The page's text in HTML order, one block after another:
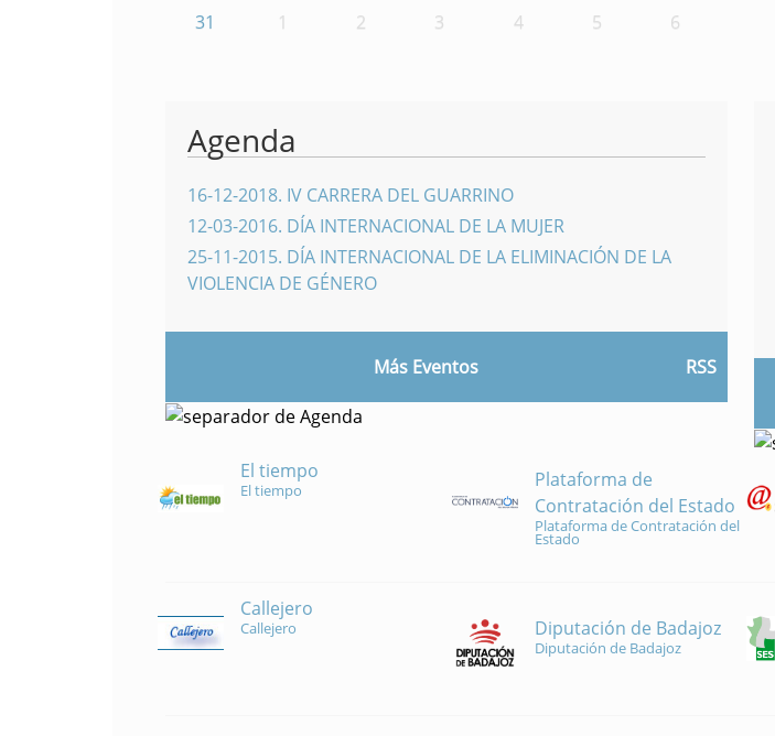
31 1 2 3 4 5 6
Agenda
16-12-2018. IV CARRERA DEL GUARRINO
12-03-2016. DÍA INTERNACIONAL DE LA MUJER
25-11-2015. DÍA INTERNACIONAL DE LA ELIMINACIÓN DE LA
VIOLENCIA DE GÉNERO
Más Eventos RSS
El tiempo
El tiempo
Plataforma de
Contratación del Estado
Plataforma de Contratación del
Estado
Callejero
Callejero Diputación de Badajoz
Diputación de Badajoz